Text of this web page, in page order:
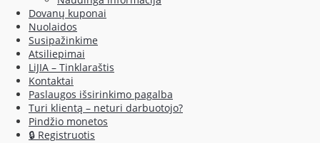
Dovanų kuponai
Nuolaidos
Susipažinkime
Atsiliepimai
LiJIA – Tinklaraštis
Kontaktai
Paslaugos išsirinkimo pagalba
Turi klientą – neturi darbuotojo?
Pindžio monetos
🔒 Registruotis